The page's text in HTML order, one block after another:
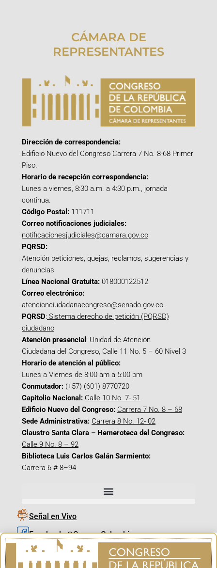
CÁMARA DE
REPRESENTANTES
Dirección de correspondencia:
Edificio Nuevo del Congreso Carrera 7 No. 8-68 Primer
Piso.
Horario de recepción correspondencia:
Lunes a viernes, 8:30 a.m. a 4:30 p.m., jornada
continua.
Código Postal: 111711
Correo notificaciones judiciales:
notificacionesjudiciales@camara.gov.co
PQRSD:
Atención peticiones, quejas, reclamos, sugerencias y
denuncias
Línea Nacional Gratuita: 018000122512
Correo electrónico:
atencionciudadanacongreso@senado.gov.co
PQRSD: Sistema derecho de petición (PQRSD)
ciudadano
Atención presencial : Unidad de Atención
Ciudadana del Congreso, Calle 11 No. 5 – 60 Nivel 3
Horario de atención al público:
Lunes a Viernes de 8:00 am a 5:00 pm
Conmutador: (+57) (601) 8770720
Capitolio Nacional: Calle 10 No. 7- 51
Edificio Nuevo del Congreso: Carrera 7 No. 8 – 68
Sede Administrativa: Carrera 8 No. 12- 02
Claustro Santa Clara – Hemeroteca del Congreso:
Calle 9 No. 8 – 92
Biblioteca Luis Carlos Galán Sarmiento:
Carrera 6 # 8–94
Señal en Vivo
Facebook_@CamaraColombia
Instagram_@CamaraColombia